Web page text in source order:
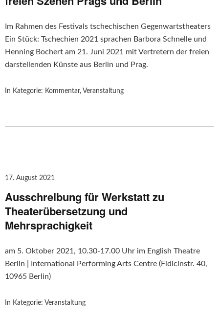
Im Rahmen des Festivals tschechischen Gegenwartstheaters
Ein Stück: Tschechien 2021 sprachen Barbora Schnelle und
Henning Bochert am 21. Juni 2021 mit Vertretern der freien
darstellenden Künste aus Berlin und Prag.
In Kategorie: Kommentar, Veranstaltung
17. August 2021
Ausschreibung für Werkstatt zu
Theaterübersetzung und
Mehrsprachigkeit
am 5. Oktober 2021, 10.30-17.00 Uhr im English Theatre
Berlin | International Performing Arts Centre (Fidicinstr. 40,
10965 Berlin)
In Kategorie: Veranstaltung